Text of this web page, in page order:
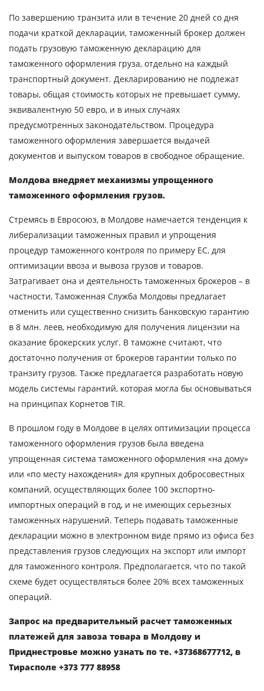
По завершению транзита или в течение 20 дней со дня
подачи краткой декларации, таможенный брокер должен
подать грузовую таможенную декларацию для
таможенного оформления груза, отдельно на каждый
транспортный документ. Декларированию не подлежат
товары, общая стоимость которых не превышает сумму,
эквивалентную 50 евро, и в иных случаях
предусмотренных законодательством. Процедура
таможенного оформления завершается выдачей
документов и выпуском товаров в свободное обращение.
Молдова внедряет механизмы упрощенного
таможенного оформления грузов.
Стремясь в Евросоюз, в Молдове намечается тенденция к
либерализации таможенных правил и упрощения
процедур таможенного контроля по примеру ЕС, для
оптимизации ввоза и вывоза грузов и товаров.
Затрагивает она и деятельность таможенных брокеров – в
частности, Таможенная Служба Молдовы предлагает
отменить или существенно снизить банковскую гарантию
в 8 млн. леев, необходимую для получения лицензии на
оказание брокерских услуг. В таможне считают, что
достаточно получения от брокеров гарантии только по
транзиту грузов. Также предлагается разработать новую
модель системы гарантий, которая могла бы основываться
на принципах Корнетов TIR.
В прошлом году в Молдове в целях оптимизации процесса
таможенного оформления грузов была введена
упрощенная система таможенного оформления «на дому»
или «по месту нахождения» для крупных добросовестных
компаний, осуществляющих более 100 экспортно-
импортных операций в год, и не имеющих серьезных
таможенных нарушений. Теперь подавать таможенные
декларации можно в электронном виде прямо из офиса без
представления грузов следующих на экспорт или импорт
для таможенного контроля. Предполагается, что по такой
схеме будет осуществляться более 20% всех таможенных
операций.
Запрос на предварительный расчет таможенных
платежей для завоза товара в Молдову и
Приднестровье можно узнать по те. +37368677712, в
Тирасполе +373 777 88958